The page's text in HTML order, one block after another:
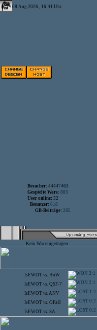
08.Aug.2026 , 16:41 Uhr
Besucher: 44447463
Gespielte Wars: 803
User online: 32
Benutzer: 618
GB-Beiträge: 285
Kein War eingetragen
IsF.WOT vs. HoW 2:1
IsF.WOT vs. QSF-7 2:1
IsF.WOT vs.ANV 1:2
IsF.WOT vs. OFaH 0:2
IsF.WOT vs. SA 0:2